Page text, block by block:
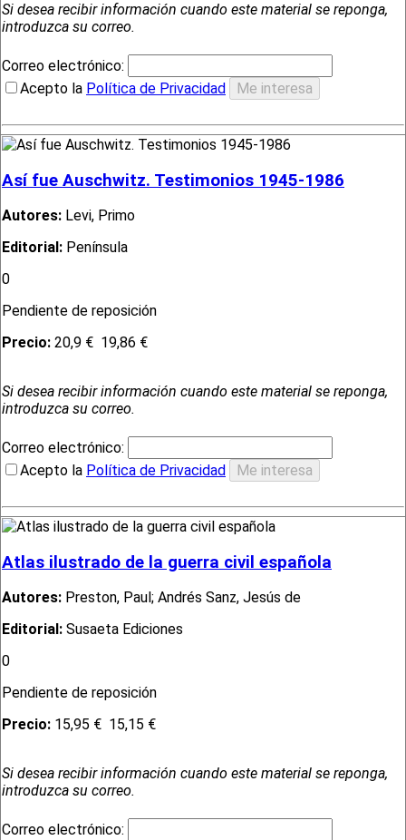
Si desea recibir información cuando este material se reponga,
introduzca su correo.
Correo electrónico:
Acepto la Política de Privacidad
Así fue Auschwitz. Testimonios 1945-1986
Autores: Levi, Primo
Editorial: Península
0
Pendiente de reposición
Precio: 20,9 € 19,86 €
Si desea recibir información cuando este material se reponga,
introduzca su correo.
Correo electrónico:
Acepto la Política de Privacidad
Atlas ilustrado de la guerra civil española
Autores: Preston, Paul; Andrés Sanz, Jesús de
Editorial: Susaeta Ediciones
0
Pendiente de reposición
Precio: 15,95 € 15,15 €
Si desea recibir información cuando este material se reponga,
introduzca su correo.
Correo electrónico: